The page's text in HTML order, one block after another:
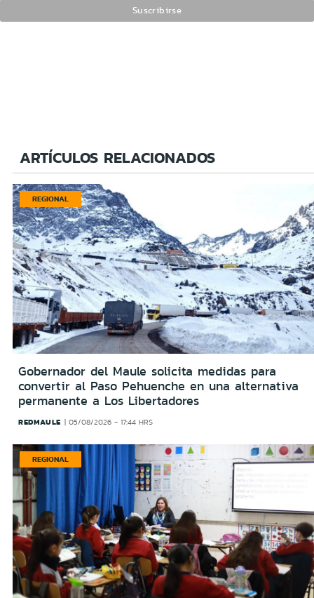
ARTÍCULOS RELACIONADOS
REGIONAL
Gobernador del Maule solicita medidas para
convertir al Paso Pehuenche en una alternativa
permanente a Los Libertadores
REDMAULE 05/08/2026 - 17:44 HRS
REGIONAL